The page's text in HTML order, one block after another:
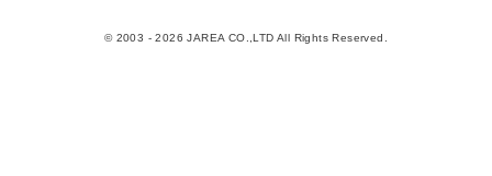
© 2003 - 2026 JAREA CO.,LTD All Rights Reserved.